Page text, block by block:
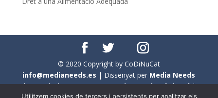
© 2020 Copyright by CoDiNuCat
info@medianeeds.es | Dissenyat per Media Needs
| Tots els drets reservats aCoDiNuCat |Avís legal|
Utilitzem cookies de tercers i persistents per analitzar els